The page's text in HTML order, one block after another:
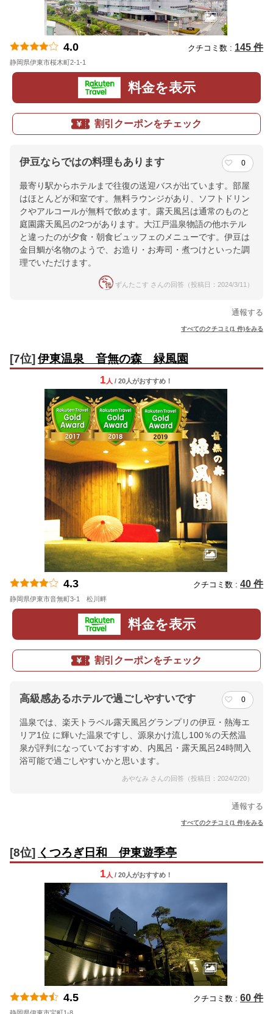
4.0 クチコミ数 : 145 件
静岡県伊東市桜木町2-1-1
料金を表示
割引クーポンをチェック
伊豆ならではの料理もあります 0
最寄り駅からホテルまで往復の送迎バスが出ています。部屋
はほとんどが和室です。無料ラウンジがあり、ソフトドリン
クやアルコールが無料で飲めます。露天風呂は通常のものと
庭園露天風呂の2つがあります。大江戸温泉物語の他ホテル
と違ったのが夕食・朝食ビュッフェのメニューです。伊豆は
金目鯛が名物のようで、お造り・お寿司・煮つけといった調
理でいただけます。
ずんたこす さんの回答（投稿日：2024/3/11）
通報する
すべてのクチコミ(1 件)をみる
[7位] 伊東温泉 音無の森 緑風園
1 人 / 20人がおすすめ！
4.3 クチコミ数 : 40 件
静岡県伊東市音無町3-1 松川畔
料金を表示
割引クーポンをチェック
高級感あるホテルで過ごしやすいです 0
温泉では、楽天トラベル露天風呂グランプリの伊豆・熱海エ
リア1位 に輝いた温泉ですし、源泉かけ流し100％の天然温
泉が評判になっていておすすめ、内風呂・露天風呂24時間入
浴可能で過ごしやすいかと思います。
あやなみ さんの回答（投稿日：2024/2/20）
通報する
すべてのクチコミ(1 件)をみる
[8位] くつろぎ日和 伊東遊季亭
1 人 / 20人がおすすめ！
4.5 クチコミ数 : 60 件